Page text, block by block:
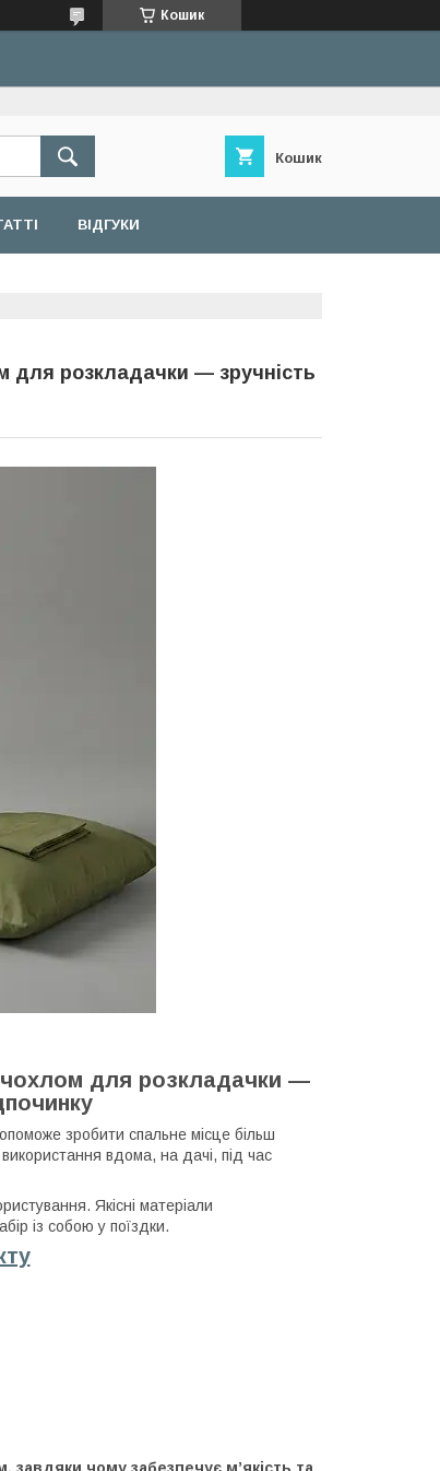
Кошик
Кошик
ВІДГУКИ
розкладачки — зручність
для розкладачки —
зробити спальне місце більш
вдома, на дачі, під час
Якісні матеріали
із собою у поїздки.